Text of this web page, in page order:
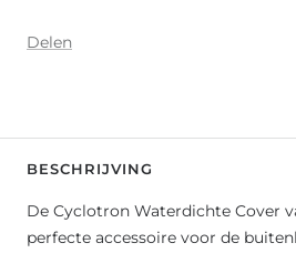
Delen
BESCHRIJVING
De Cyclotron Waterdichte Cover
perfecte accessoire voor de